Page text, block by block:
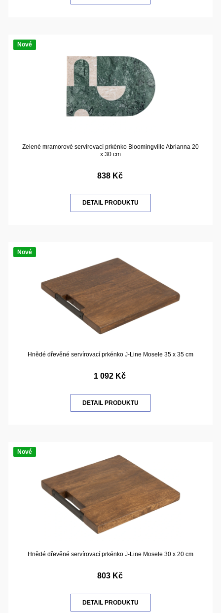
Nové
Zelené mramorové servírovací prkénko Bloomingville Abrianna 20
x 30 cm
838 Kč
DETAIL PRODUKTU
Nové
Hnědé dřevěné servírovací prkénko J-Line Mosele 35 x 35 cm
1 092 Kč
DETAIL PRODUKTU
Nové
Hnědé dřevěné servírovací prkénko J-Line Mosele 30 x 20 cm
803 Kč
DETAIL PRODUKTU